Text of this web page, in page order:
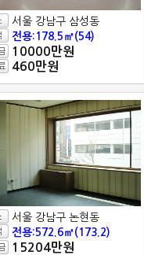
서울 강남구 삼성동
전용:178.5㎡(54)
10000만원
460만원
서울 강남구 논현동
전용:572.6㎡(173.2)
15204만원